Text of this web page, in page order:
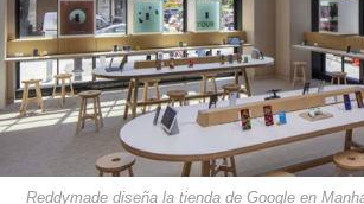
Reddymade diseña la tienda de Google en